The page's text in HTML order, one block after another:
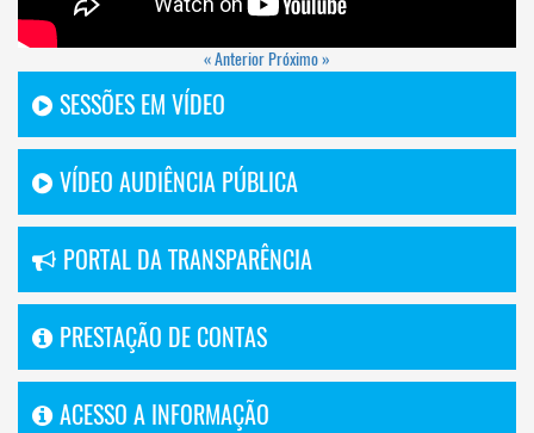
« Anterior Próximo »
SESSÕES EM VÍDEO
VÍDEO AUDIÊNCIA PÚBLICA
PORTAL DA TRANSPARÊNCIA
PRESTAÇÃO DE CONTAS
ACESSO A INFORMAÇÃO